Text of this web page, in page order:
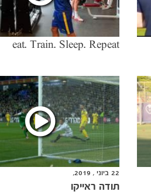
eat. Train. Sleep. Repeat
22 ביוני , 2019,
תודה ראייקו